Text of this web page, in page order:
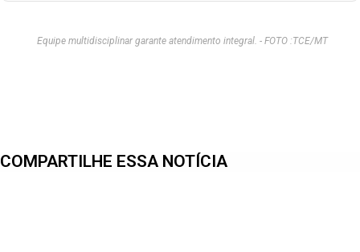
Equipe multidisciplinar garante atendimento integral. - FOTO :TCE/MT
COMPARTILHE ESSA NOTÍCIA